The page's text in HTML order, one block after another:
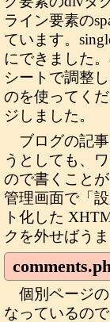
ライン要素の
ています。
にできました
シートで調整
のを使ってく
ジしました。
ブログの記
うとしても、
ので書くこと
管理画面で「
ト化した
クを外せばう
個別ページ
なっているの